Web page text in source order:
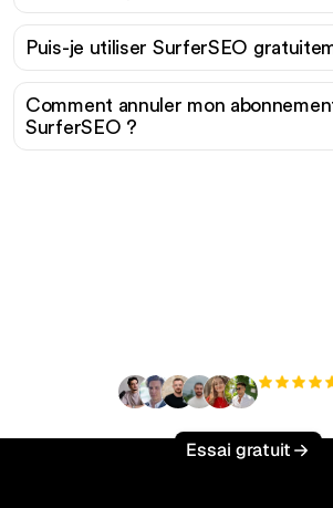
Puis-je utiliser SurferSEO
Comment annuler mon
SurferSEO ?
Essai gratuit